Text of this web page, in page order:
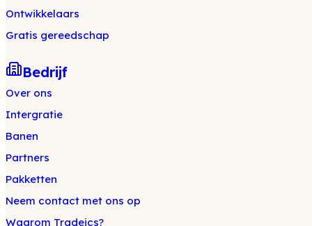
Ontwikkelaars
Gratis gereedschap
Bedrijf
Over ons
Intergratie
Banen
Partners
Pakketten
Neem contact met ons op
Waarom Tradeics?